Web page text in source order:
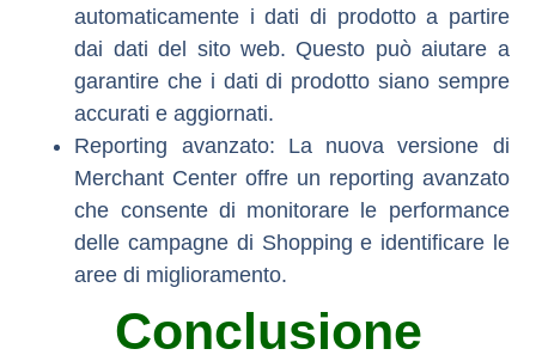
automaticamente i dati di prodottoa partire
dai dati del sito web. Questo può aiutare a
garantire che i dati di prodotto siano sempre
accurati e aggiornati.
Reporting avanzato: La nuova versione di
Merchant Center offre un reporting avanzato
che consente di monitorare le performance
delle campagne di Shopping e identificare le
aree di miglioramento.
Conclusione